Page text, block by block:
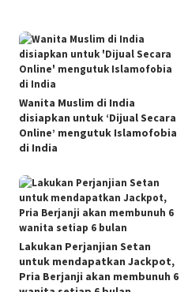
Wanita Muslim di India
disiapkan untuk ‘Dijual Secara
Online’ mengutuk Islamofobia
di India
Lakukan Perjanjian Setan
untuk mendapatkan Jackpot,
Pria Berjanji akan membunuh 6